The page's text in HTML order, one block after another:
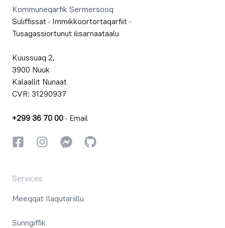
Kommuneqarfik Sermersooq
Suliffissat · Immikkoortortaqarfiit ·
Tusagassiortunut ilisarnaataalu
Kuussuaq 2,
3900 Nuuk
Kalaallit Nunaat
CVR: 31290937
+299 36 70 00 · Email
FacebookkiInstagrammiInstagrammi
GitHub
Services
Meeqqat Ilaqutariillu
Sunngiffik